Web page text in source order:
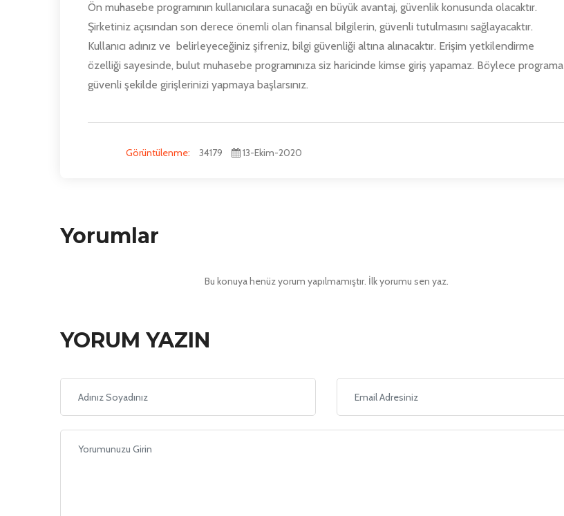
Ön muhasebe programının kullanıcılara sunacağı en büyük avantaj, güvenlik konusunda olacaktır.
Şirketiniz açısından son derece önemli olan finansal bilgilerin, güvenli tutulmasını sağlayacaktır.
Kullanıcı adınız ve belirleyeceğiniz şifreniz, bilgi güvenliği altına alınacaktır. Erişim yetkilendirme
özelliği sayesinde, bulut muhasebe programınıza siz haricinde kimse giriş yapamaz. Böylece programa
güvenli şekilde girişlerinizi yapmaya başlarsınız.
Görüntülenme: 34179 13-Ekim-2020
Yorumlar
Bu konuya henüz yorum yapılmamıştır. İlk yorumu sen yaz.
YORUM YAZIN